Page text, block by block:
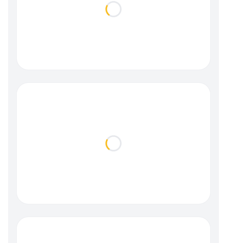
Loading...
Loading...